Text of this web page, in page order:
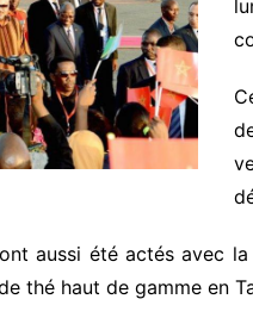
aussi été actés avec
thé haut de gamme en